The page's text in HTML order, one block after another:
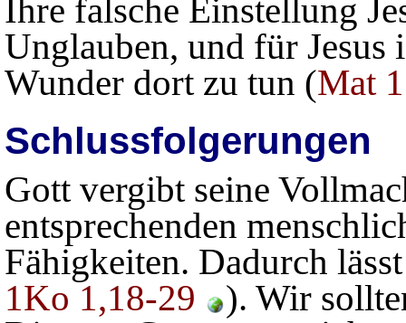
Ihre falsche Einstellung
Unglauben, und für Jesus
Wunder dort zu tun (Mat
Schlussfolgerungen
Gott vergibt seine
entsprechenden
Fähigkeiten. Dadurch
1Ko 1,18-29
). Wir